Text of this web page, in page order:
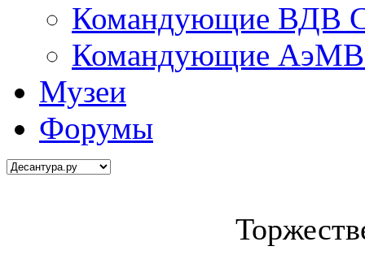
Командующие ВДВ
Командующие АэМВ
Музеи
Форумы